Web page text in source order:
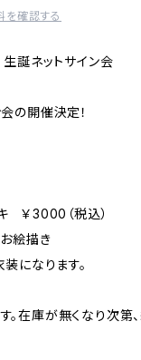
を確認する
生誕ネットサイン会
の開催決定！
￥3000（税込）
絵描き
になります。
在庫が無くなり次第、